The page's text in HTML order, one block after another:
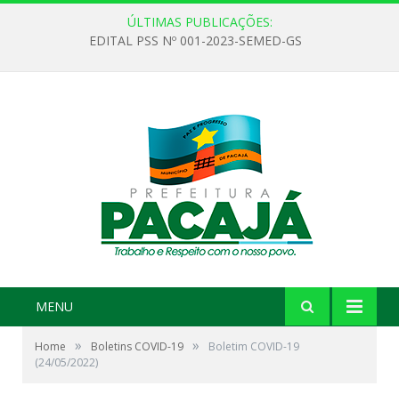
ÚLTIMAS PUBLICAÇÕES:
EDITAL PSS Nº 001-2023-SEMED-GS
MENU
Home » Boletins COVID-19 »
Boletim COVID-19
(24/05/2022)